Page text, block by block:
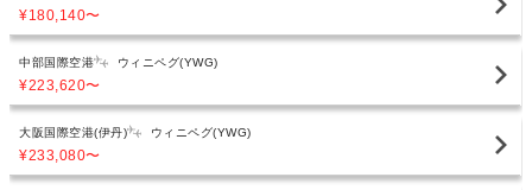
¥180,140〜
中部国際空港 ウィニペグ(YWG)
¥223,620〜
大阪国際空港(伊丹) ウィニペグ(YWG)
¥233,080〜